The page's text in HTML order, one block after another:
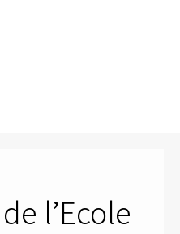
l’Ecole